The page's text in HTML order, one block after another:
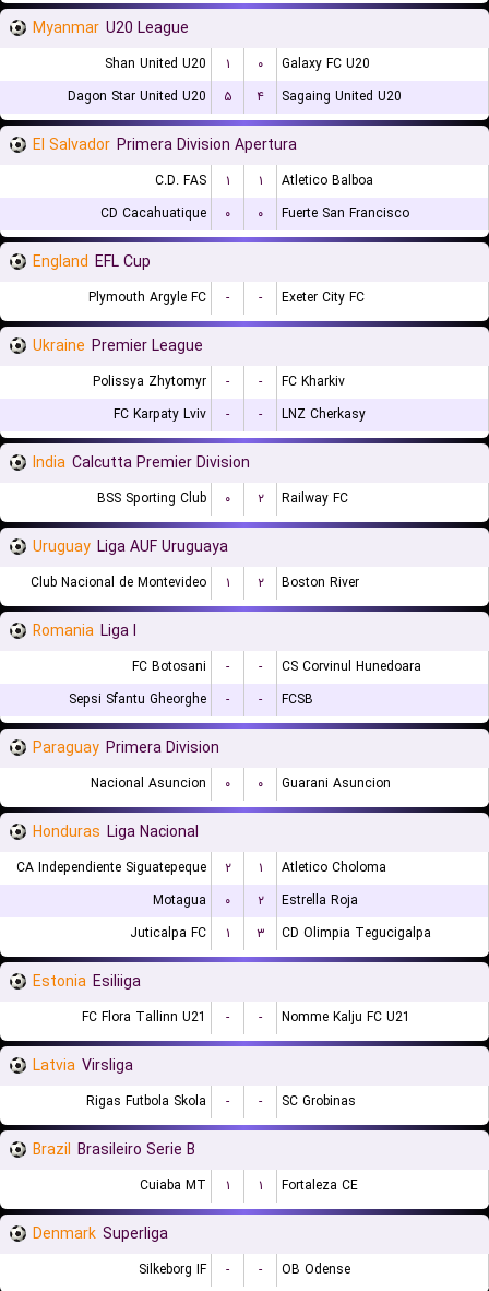
Myanmar U20 League
Shan United U20 ۱ ۰
Galaxy FC U20
Dagon Star United U20
۵ ۴ Sagaing United U20
El Salvador Primera Division Apertura
C.D. FAS ۱ ۱
Atletico Balboa
CD Cacahuatique
۰ ۰ Fuerte San Francisco
England EFL Cup
Plymouth Argyle FC - - Exeter City FC
Ukraine Premier League
Polissya Zhytomyr - -
FC Kharkiv
FC Karpaty Lviv
- - LNZ Cherkasy
India Calcutta Premier Division
BSS Sporting Club ۰ ۲ Railway FC
Uruguay Liga AUF Uruguaya
Club Nacional de Montevideo ۱ ۲ Boston River
Romania Liga I
FC Botosani - -
CS Corvinul Hunedoara
Sepsi Sfantu Gheorghe
- - FCSB
Paraguay Primera Division
Nacional Asuncion ۰ ۰ Guarani Asuncion
Honduras Liga Nacional
CA Independiente Siguatepeque ۲ ۱
Atletico Choloma
Motagua
۰ ۲
Estrella Roja
Juticalpa FC
۱ ۳ CD Olimpia Tegucigalpa
Estonia Esiliiga
FC Flora Tallinn U21 - - Nomme Kalju FC U21
Latvia Virsliga
Rigas Futbola Skola - - SC Grobinas
Brazil Brasileiro Serie B
Cuiaba MT ۱ ۱ Fortaleza CE
Denmark Superliga
Silkeborg IF - - OB Odense